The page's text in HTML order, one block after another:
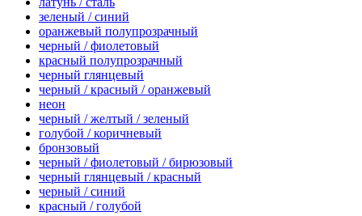
зеленый / синий
оранжевый полупрозрачный
черный / фиолетовый
красный полупрозрачный
черный глянцевый
черный / красный / оранжевый
неон
черный / желтый / зеленый
голубой / коричневый
бронзовый
черный / фиолетовый / бирюзовый
черный глянцевый / красный
черный / синий
красный / голубой